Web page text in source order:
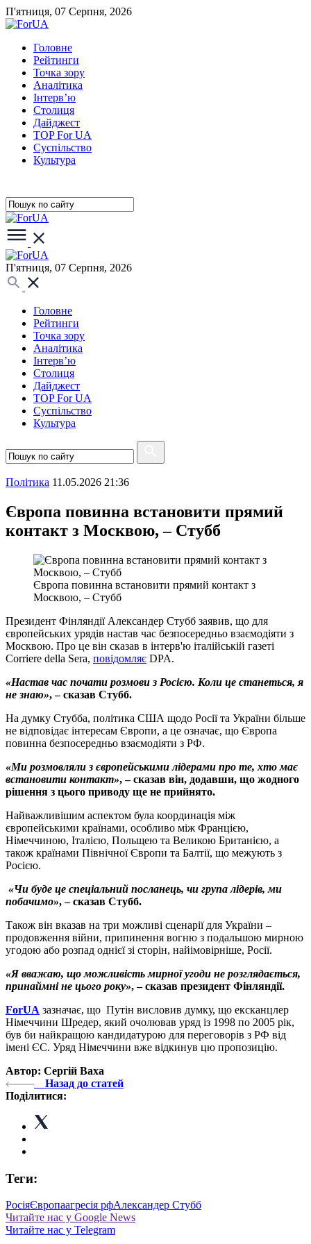
П'ятниця, 07 Серпня, 2026
Головне
Рейтинги
Точка зору
Аналітика
Інтерв’ю
Столиця
Дайджест
TOP For UA
Суспiльство
Культура
П'ятниця, 07 Серпня, 2026
Головне
Рейтинги
Точка зору
Аналітика
Інтерв’ю
Столиця
Дайджест
TOP For UA
Суспiльство
Культура
Полiтика 11.05.2026 21:36
Європа повинна встановити прямий
контакт з Москвою, – Стубб
Європа повинна встановити прямий контакт з
Москвою, – Стубб
Президент Фінляндії Александер Стубб заявив, що для
європейських урядів настав час безпосередньо взаємодіяти з
Москвою. Про це він сказав в інтерв'ю італійській газеті
Corriere della Sera, повідомляє DPA.
«Настав час почати розмови з Росією. Коли це станеться, я
не знаю», – сказав Стубб.
На думку Стубба, політика США щодо Росії та України більше
не відповідає інтересам Європи, а це означає, що Європа
повинна безпосередньо взаємодіяти з РФ.
«Ми розмовляли з європейськими лідерами про те, хто має
встановити контакт», – сказав він, додавши, що жодного
рішення з цього приводу ще не прийнято.
Найважливішим аспектом була координація між
європейськими країнами, особливо між Францією,
Німеччиною, Італією, Польщею та Великою Британією, а
також країнами Північної Європи та Балтії, що межують з
Росією.
«Чи буде це спеціальний посланець, чи група лідерів, ми
побачимо», – сказав Стубб.
Також він вказав на три можливі сценарії для України –
продовження війни, припинення вогню з подальшою мирною
угодою або розпад однієї зі сторін, найімовірніше, Росії.
«Я вважаю, що можливість мирної угоди не розглядається,
принаймні не цього року», – сказав президент Фінляндії.
ForUA зазначає, що Путін висловив думку, що ексканцлер
Німеччини Шредер, який очолював уряд із 1998 по 2005 рік,
був би найкращою кандидатурою для переговорів з РФ від
імені ЄС. Уряд Німеччини вже відкинув цю пропозицію.
Автор: Сергій Ваха
Назад до статей
Поділитися:
Теги:
РосіяЄвропаагресія рфАлександер Стубб
Читайте нас у Google News
Читайте нас у Telegram